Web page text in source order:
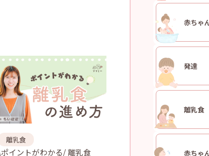
離乳食
イントがわかる/ 離乳食
赤ちゃ
発達
離乳食
赤ちゃ